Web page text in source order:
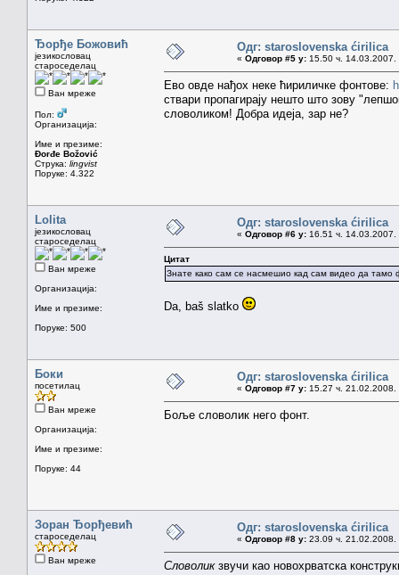
Ђорђе Божовић
језикословац
староседелац
Ван мреже
Пол:
Организација:
Име и презиме:
Đorđe Božović
Струка: lingvist
Поруке: 4.322
Одг: staroslovenska ćirilica
« Одговор #5 у: 15.50 ч. 14.03.2007.
Ево овде нађох неке ћириличке фонтове:
ствари пропагирају нешто што зову
словоликом! Добра идеја, зар не?
Lolita
језикословац
староседелац
Ван мреже
Организација:
Име и презиме:
Поруке: 500
Одг: staroslovenska ćirilica
« Одговор #6 у: 16.51 ч. 14.03.2007.
Цитат
Знате како сам се насмешио кад сам видео да тамо
Da, baš slatko
Боки
посетилац
Ван мреже
Организација:
Име и презиме:
Поруке: 44
Одг: staroslovenska ćirilica
« Одговор #7 у: 15.27 ч. 21.02.2008.
Боље словолик него фонт.
Зоран Ђорђевић
староседелац
Ван мреже
Одг: staroslovenska ćirilica
« Одговор #8 у: 23.09 ч. 21.02.2008.
Словоликзвучи као новохрватска